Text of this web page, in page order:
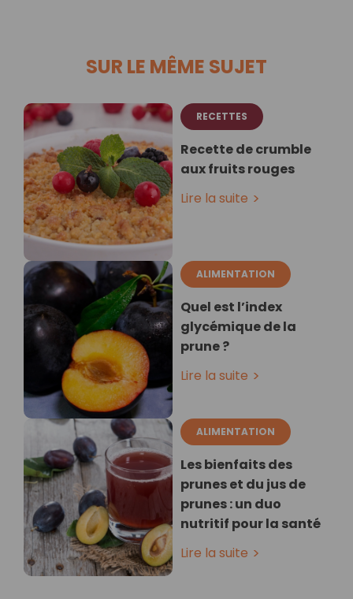
SUR LE MÊME SUJET
RECETTES
Recette de crumble
aux fruits rouges
Lire la suite
ALIMENTATION
Quel est l’index
glycémique de la
prune ?
Lire la suite
ALIMENTATION
Les bienfaits des
prunes et du jus de
prunes : un duo
nutritif pour la santé
Lire la suite